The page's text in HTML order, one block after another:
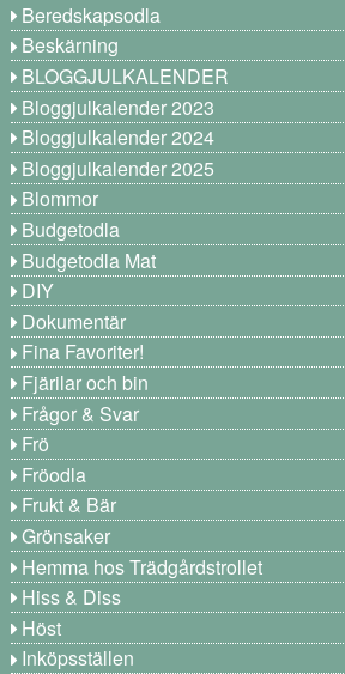
Beredskapsodla
Beskärning
BLOGGJULKALENDER
Bloggjulkalender 2023
Bloggjulkalender 2024
Bloggjulkalender 2025
Blommor
Budgetodla
Budgetodla Mat
DIY
Dokumentär
Fina Favoriter!
Fjärilar och bin
Frågor & Svar
Frö
Fröodla
Frukt & Bär
Grönsaker
Hemma hos Trädgårdstrollet
Hiss & Diss
Höst
Inköpsställen